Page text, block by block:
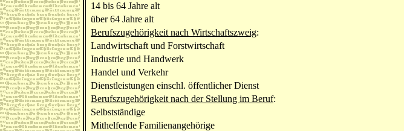
14 bis 64 Jahre alt
über 64 Jahre alt
Berufszugehörigkeit nach Wirtschaftszweig:
Landwirtschaft und Forstwirtschaft
Industrie und Handwerk
Handel und Verkehr
Dienstleistungen einschl. öffentlicher Dienst
Berufszugehörigkeit nach der Stellung im Beruf:
Selbstständige
Mithelfende Familienangehörige